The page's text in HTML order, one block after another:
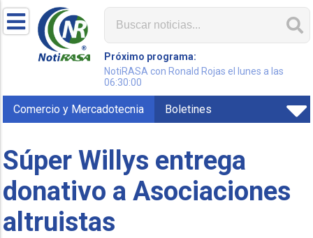
Próximo programa:
NotiRASA con Ronald Rojas el lunes a las
06:30:00
Comercio y Mercadotecnia Boletines
Súper Willys entrega
donativo a Asociaciones
altruistas